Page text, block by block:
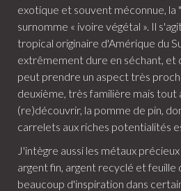
exotique et souvent méconnue, la
surnomme « ivoire végétal ». Il
tropical originaire d'Amérique du
extrêmement dure en séchant, et
peut prendre un aspect très
deuxième, très familière mais tout
(re)découvrir, la pomme de pin,
carrelets aux riches potentialités
J'intègre aussi les métaux
argent fin, argent recyclé et feuille
beaucoup d'inspiration dans